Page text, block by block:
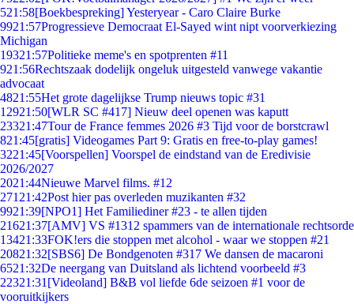
521:58[Boekbespreking] Yesteryear - Caro Claire Burke
9921:57Progressieve Democraat El-Sayed wint nipt voorverkiezing
Michigan
19321:57Politieke meme's en spotprenten #11
921:56Rechtszaak dodelijk ongeluk uitgesteld vanwege vakantie
advocaat
4821:55Het grote dagelijkse Trump nieuws topic #31
12921:50[WLR SC #417] Nieuw deel openen was kaputt
23321:47Tour de France femmes 2026 #3 Tijd voor de borstcrawl
821:45[gratis] Videogames Part 9: Gratis en free-to-play games!
3221:45[Voorspellen] Voorspel de eindstand van de Eredivisie
2026/2027
2021:44Nieuwe Marvel films. #12
271 21:42Post hier pas overleden muzikanten #32
9921:39[NPO1] Het Familiediner #23 - te allen tijden
21621:37[AMV] VS #1312 spammers van de internationale rechtsorde
13421:33FOK!ers die stoppen met alcohol - waar we stoppen #21
20821:32[SBS6] De Bondgenoten #317 We dansen de macaroni
6521:32De neergang van Duitsland als lichtend voorbeeld #3
22321:31 [Videoland] B&B vol liefde 6de seizoen #1 voor de
vooruitkijkers